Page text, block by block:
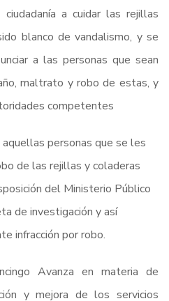
a cuidar las rejillas
blanco de vandalismo, y se
a las personas que sean
maltrato y robo de estas, y
competentes
personas que se les
de las rejillas y coladeras
del Ministerio Público
de investigación y así
infracción por robo.
Avanza en materia de
y mejora de los servicios